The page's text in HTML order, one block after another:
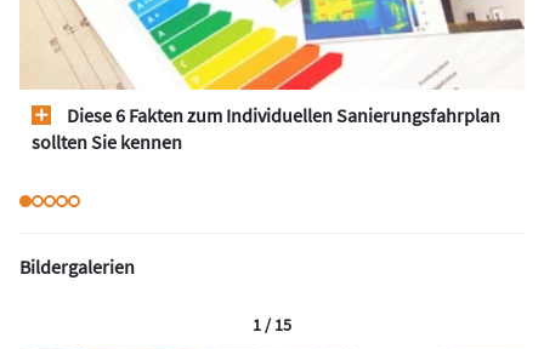
Diese 6 Fakten zum Individuellen Sanierungsfahrplan
sollten Sie kennen
Bildergalerien
1 / 15